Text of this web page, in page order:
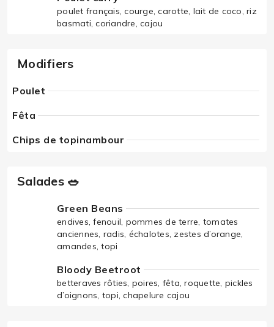
poulet français, courge, carotte, lait de coco, riz
basmati, coriandre, cajou
Modifiers
Poulet
Fêta
Chips de topinambour
Salades 🥗
Green Beans
endives, fenouil, pommes de terre, tomates
anciennes, radis, échalotes, zestes d’orange,
amandes, topi
Bloody Beetroot
betteraves rôties, poires, fêta, roquette, pickles
d’oignons, topi, chapelure cajou